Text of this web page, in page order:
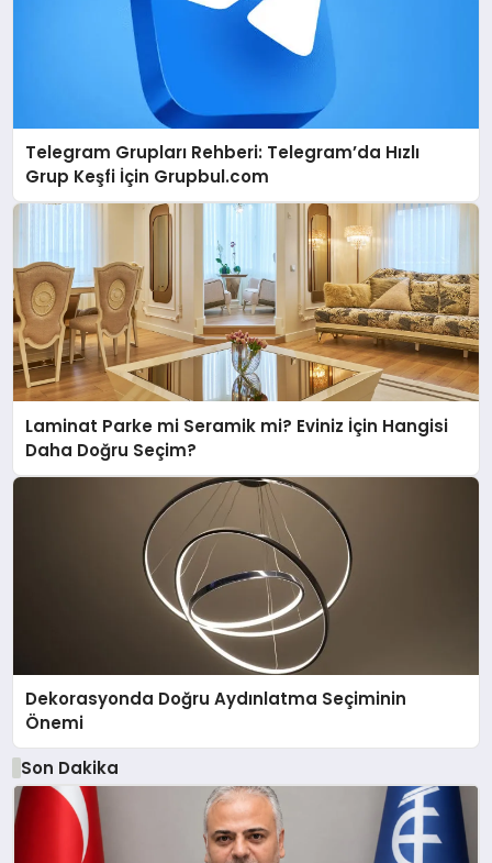
Telegram Grupları Rehberi: Telegram’da Hızlı
Grup Keşfi İçin Grupbul.com
Laminat Parke mi Seramik mi? Eviniz İçin Hangisi
Daha Doğru Seçim?
Dekorasyonda Doğru Aydınlatma Seçiminin
Önemi
Son Dakika